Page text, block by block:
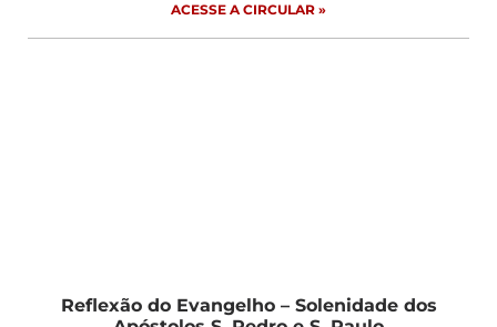
ACESSE A CIRCULAR »
Reflexão do Evangelho – Solenidade dos